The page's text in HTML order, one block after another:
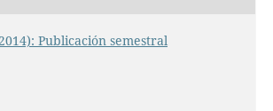
Publicación semestral